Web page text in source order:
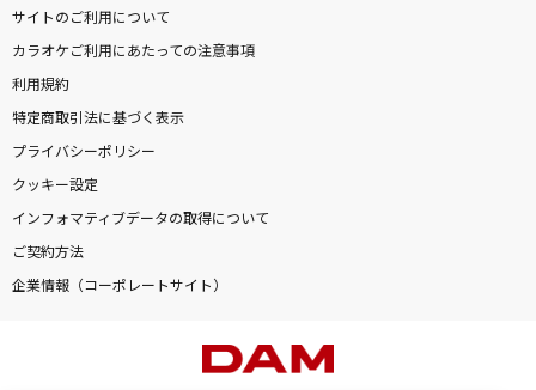
サイトのご利用について
カラオケご利用にあたっての注意事項
利用規約
特定商取引法に基づく表示
プライバシーポリシー
クッキー設定
インフォマティブデータの取得について
ご契約方法
企業情報（コーポレートサイト）